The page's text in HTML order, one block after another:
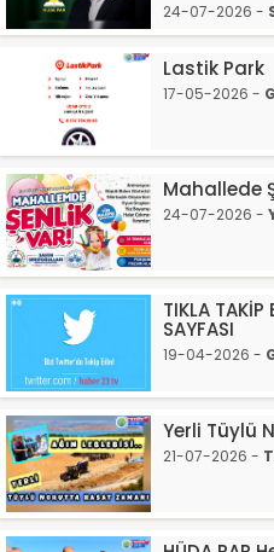
24-07-2026 -
Lastik Park
17-05-2026 -
Mahallede
24-07-2026 -
TIKLA
SAYFASI
19-04-2026 -
Yerli Tüylü
21-07-2026 -